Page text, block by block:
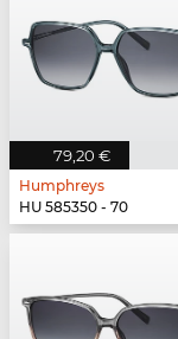
79,20 €
Humphreys
HU 585350 - 70